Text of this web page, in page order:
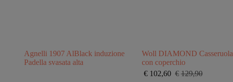
Agnelli 1907 AlBlack induzione
Padella svasata alta
Woll DIAMOND Casseruola
con coperchio
€ 129,90
Il
€ 102,60 Il